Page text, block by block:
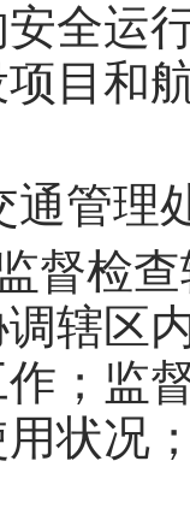
全运
目和
管理
检查
辖区
；监
状况